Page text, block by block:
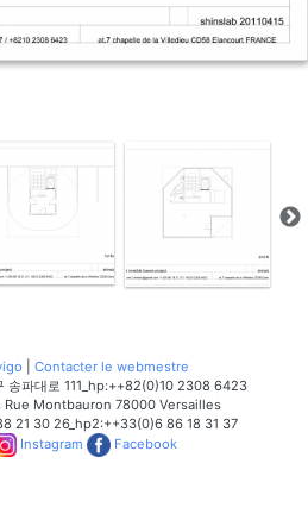
Contacter le webmestre
송파대로 111_hp:++82(0)10 2308 6423
Rue Montbauron 78000 Versailles
21 30 26_hp2:++33(0)6 86 18 31 37
Instagram Facebook